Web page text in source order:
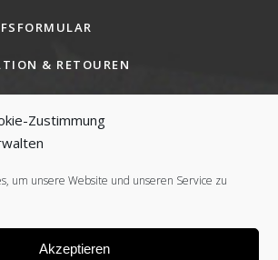
Zustimmung
um unsere Website und unseren Service zu
Akzeptieren
& RETOUREN
(EU)